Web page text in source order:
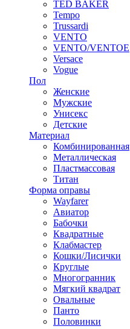
TED BAKER
Tempo
Trussardi
VENTO
VENTO/VENTOE
Versace
Vogue
Пол
Женские
Мужские
Унисекс
Детские
Материал
Комбинированная
Металлическая
Пластмассовая
Титан
Форма оправы
Wayfarer
Авиатор
Бабочки
Квадратные
Клабмастер
Кошки/Лисички
Круглые
Многогранник
Мягкий квадрат
Овальные
Панто
Половинки